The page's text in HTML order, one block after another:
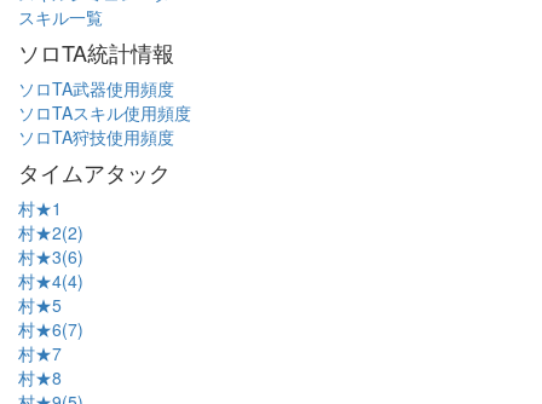
スキル一覧
ソロTA統計情報
ソロTA武器使用頻度
ソロTAスキル使用頻度
ソロTA狩技使用頻度
タイムアタック
村★1
村★2(2)
村★3(6)
村★4(4)
村★5
村★6(7)
村★7
村★8